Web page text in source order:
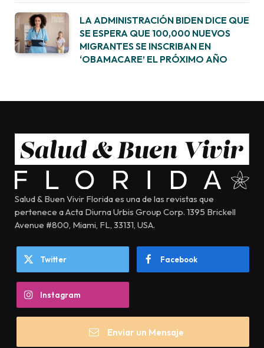
LA ADMINISTRACIÓN BIDEN DICE QUE
SE ESPERA QUE 100,000 NUEVOS
MIGRANTES SE INSCRIBAN EN
‘OBAMACARE’ EL PRÓXIMO AÑO
Salud & Buen Vivir Florida es una de las revistas que
pertenece a Acta Diurna Urbis Group Corp. 1395 Brickell
Avenue #800, Miami, FL, 33131, USA.
Twitter Facebook
Instagram
Enviar un Mensaje